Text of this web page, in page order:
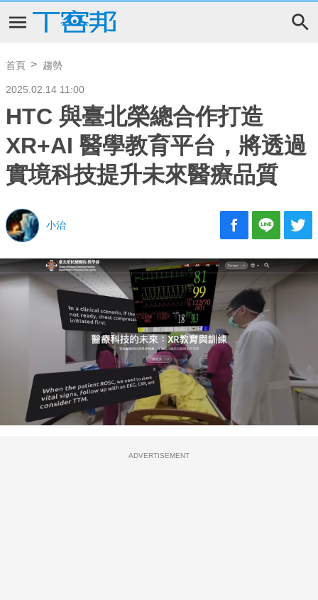
首頁 趨勢
2025.02.14 11:00
HTC 與臺北榮總合作打造
XR+AI 醫學教育平台，將透過
實境科技提升未來醫療品質
小治
ADVERTISEMENT